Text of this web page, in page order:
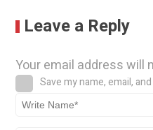
Leave a Reply
Your email address will
Save my name, email,